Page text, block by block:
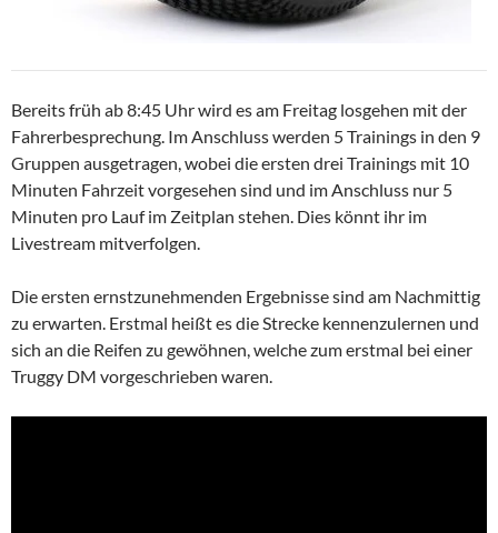
Bereits früh ab 8:45 Uhr wird es am Freitag losgehen mit der
Fahrerbesprechung. Im Anschluss werden 5 Trainings in den 9
Gruppen ausgetragen, wobei die ersten drei Trainings mit 10
Minuten Fahrzeit vorgesehen sind und im Anschluss nur 5
Minuten pro Lauf im Zeitplan stehen. Dies könnt ihr im
Livestream mitverfolgen.
Die ersten ernstzunehmenden Ergebnisse sind am Nachmittig
zu erwarten. Erstmal heißt es die Strecke kennenzulernen und
sich an die Reifen zu gewöhnen, welche zum erstmal bei einer
Truggy DM vorgeschrieben waren.